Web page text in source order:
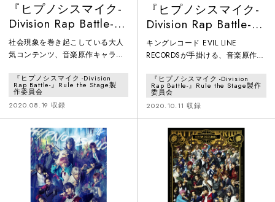
『ヒプノシスマイク-
Division Rap Battle-』
Rule the Stage -
track.2-
社会現象を巻き起こしている大人
気コンテンツ、音楽原作キャラク
シスマイク -Division Rap Battle-』
を舞台化！第2弾はシブヤ・ディ
ビジョン“Fling Posse”とシンジュ
ク・ディビジョン“麻天狼”を中心
に、舞台オリジナルキャラクター
のアサクサ・ディビジョン“鬼瓦ボ
ンバーズ”も登場し、舞台オリジナ
ルストーリーを展開する。
『ヒプノシスマイク -Division
Rap Battle-』Rule the Stage製
作委員会
2020.08.19 収録
『ヒプノシスマイク-
Division Rap Battle-』
Rule the Stage -
track.3-
キングレコード EVIL LINE
RECORDSが手掛ける、音楽原作キ
して、2017年9月に始動した『ヒ
プノシスマイク -Division Rap
Battle-』。第一弾ミュージックビ
デオが公開直後にYouTube急上昇
ランキングにランクインするや否
や、その斬新な世界観や楽曲のク
オリティの高さから瞬く間に音楽
シーンを席巻。HIPHOP界の有名ア
ーティストも作詞・作
『ヒプノシスマイク -Division
Rap Battle-』Rule the Stage製作
委員会
2020.10.11 収録